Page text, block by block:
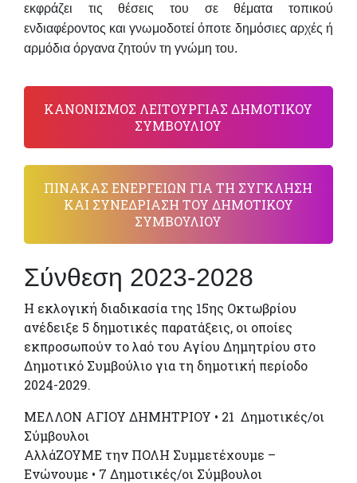
εκφράζει τις θέσεις του σε θέματα τοπικού
ενδιαφέροντος και γνωμοδοτεί όποτε δημόσιες αρχές ή
αρμόδια όργανα ζητούν τη γνώμη του.
ΚΑΝΟΝΙΣΜΟΣ ΛΕΙΤΟΥΡΓΙΑΣ ΔΗΜΟΤΙΚΟΥ
ΣΥΜΒΟΥΛΙΟΥ
ΠΙΝΑΚΑΣ ΕΝΕΡΓΕΙΩΝ ΓΙΑ ΤΗ ΣΥΓΚΛΗΣΗ
ΚΑΙ ΣΥΝΕΔΡΙΑΣΗ ΤΟΥ ΔΗΜΟΤΙΚΟΥ
ΣΥΜΒΟΥΛΙΟΥ
Σύνθεση 2023-2028
Η εκλογική διαδικασία της 15ης Οκτωβρίου
ανέδειξε 5 δημοτικές παρατάξεις, οι οποίες
εκπροσωπούν το λαό του Αγίου Δημητρίου στο
Δημοτικό Συμβούλιο για τη δημοτική περίοδο
2024-2029.
ΜΕΛΛΟΝ ΑΓΙΟΥ ΔΗΜΗΤΡΙΟΥ • 21 Δημοτικές/οι
Σύμβουλοι
ΑλλάΖΟΥΜΕ την ΠΟΛΗ Συμμετέχουμε –
Ενώνουμε • 7 Δημοτικές/οι Σύμβουλοι